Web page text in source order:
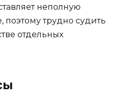
неполную
трудно судить
отдельных